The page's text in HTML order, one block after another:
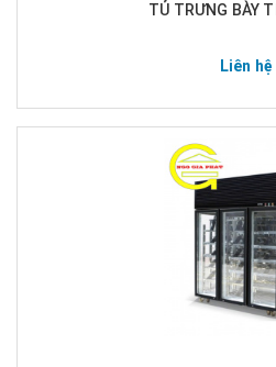
TỦ TRƯNG BÀY
Liên hệ